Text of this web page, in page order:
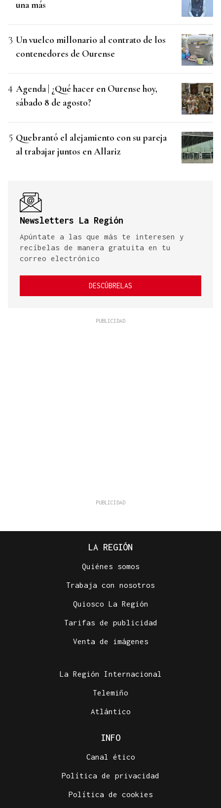
una más
Un vuelco millonario al contrato de los
contenedores de Ourense
Agenda | ¿Qué hacer en Ourense hoy,
sábado 8 de agosto?
Quebrantó el alejamiento con su pareja
al trabajar juntos en Allariz
Newsletters La Región
Apúntate a las que más te interesen y
recíbelas de manera gratuita en tu
correo electrónico
DESCÚBRELAS
LA REGIÓN
Quiénes somos
Trabaja con nosotros
Quiosco La Región
Tarifas de publicidad
Venta de imágenes
La Región Internacional
Telemiño
Atlántico
INFO
Canal ético
Política de privacidad
Política de cookies